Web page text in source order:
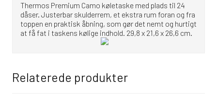
Thermos Premium Camo køletaske med plads til 24
dåser. Justerbar skulderrem, et ekstra rum foran og fra
toppen en praktisk åbning, som gør det nemt og hurtigt
at få fat i taskens kølige indhold. 29,8 x 21,6 x 26,6 cm.
Relaterede produkter